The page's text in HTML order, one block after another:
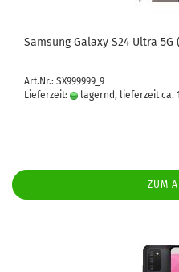
Sam­sung Ga­la­xy S24 Ultra 5G
Art.Nr.: SX999999_9
Lieferzeit:
lagernd, lieferzeit ca.
ZUM